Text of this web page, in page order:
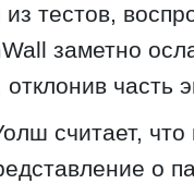
тестов,
заметно
часть
считает,
о